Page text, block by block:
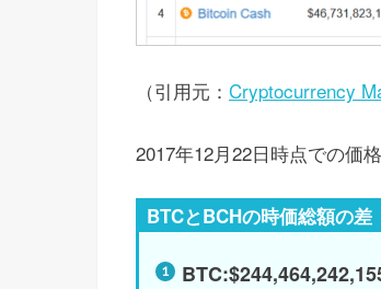
（引用元： Cryptocurrency
2017年12月22日時点での価
BTCとBCHの時価総額の差